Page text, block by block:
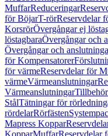
MuffarReduceringar
för BöjarT-rörReservdelar
KorsrörÖvergångar ej
löstagbaraÖvergångar och
Övergångar och
för Kompensatorer
för värmeReservdelar för
värmeVärmeanslutningar
Värmeanslutningar
StålTätningar för
rördelarRörfästen
Mapress Koppar
KopparMuffarReservdelar